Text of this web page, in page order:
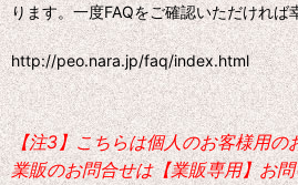
ります。一度FAQをご確認いただければ
http://peo.nara.jp/faq/index.html
【注3】こちらは個人のお客様用の
業販のお問合せは【業販専用】お